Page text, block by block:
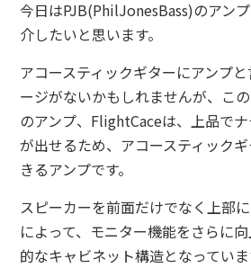
今日はPJB(PhilJonesBass)のアン
介したいと思います。
アコースティックギターにアンプ
ージがないかもしれませんが、こ
のアンプ、FlightCaceは、上品で
が出せるため、アコースティック
きるアンプです。
スピーカーを前面だけでなく上部
によって、モニター機能をさらに
的なキャビネット構造となっていま